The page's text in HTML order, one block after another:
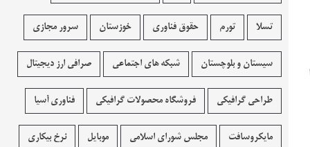
تسلا تورم حقوق فناوری خوزستان سرور مجازی
سیستان و بلوچستان شبکه های اجتماعی صرافی ارز دیجیتال
طراحی گرافیکی فروشگاه محصولات گرافيکی فناوری آسیا
مایکروسافت مجلس شورای اسلامی موبایل نرخ بیکاری